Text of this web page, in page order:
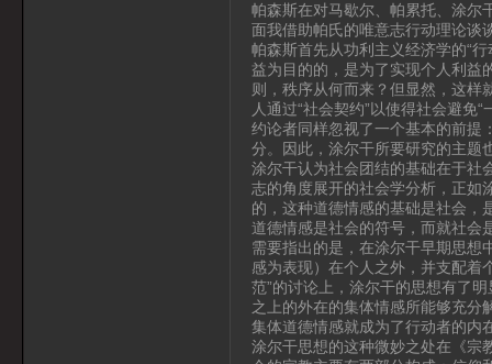
帕森斯在对马歇尔、帕累托、涂尔
面我借助帕氏的唯意志行动理论谈
帕森斯首先从功利主义经济学的“
益为目的的，是为了实现个人利益
则，秩序从何而来？但显然，这样
人通过“社会契约”以使得社会避免
约论者同样忽视了一个基本的前提
分。因此，涂尔干所要研究的主题
涂尔干认为社会团结的基础在于社
志的角度展开的社会学分析，正如
的，这种道德情感的基础是社会，
道德情感是社会的符号，而就社会
需要指出的是，在涂尔干早期思想
感为表现）在个人之外，并支配着
范”的讨论上，涂尔干的思想有了
之上的外在的集体情感所能够充分
集体道德情感就成为了行动者的内
涂尔干思想的这种微妙之处在《宗